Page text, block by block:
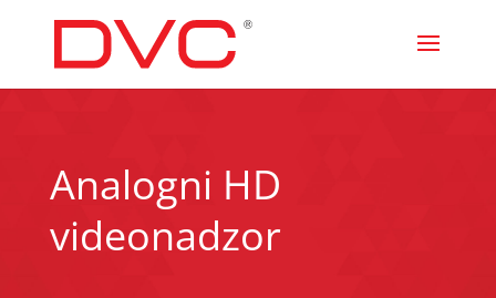
Analogni HD
videonadzor